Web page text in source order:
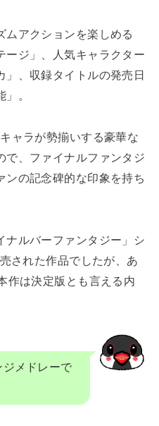
ムアクションを楽しめる
ージ」、人気キャラクター
、収録タイトルの発売日
。
ャラが勢揃いする豪華な
で、ファイナルファンタジ
ンの記念碑的な印象を持ち
ナルバーファンタジー」シ
された作品でしたが、あ
作は決定版とも言える内
メドレーで